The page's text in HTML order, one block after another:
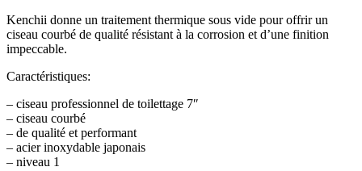
Kenchii donne un traitement thermique sous vide pour offrir un
ciseau courbé de qualité résistant à la corrosion et d’une finition
impeccable.
Caractéristiques:
– ciseau professionnel de toilettage 7″
– ciseau courbé
– de qualité et performant
– acier inoxydable japonais
– niveau 1